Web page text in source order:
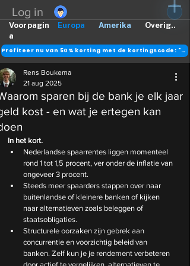
Log in
Europa Amerika Overig..
Voorpagin
a
Profiteer nu van 50% korting met de kortingscode: "DANK"
sparen bij de bank je elk jaar
kost - en wat je ertegen kan
Rens Boukema
21 aug 2025
In het kort.
Nederlandse spaarrentes liggen momenteel
rond 1 tot 1,5 procent, ver onder de inflatie van
ongeveer 3 procent.
Steeds meer spaarders stappen over naar
buitenlandse of kleinere banken of kijken
naar alternatieven zoals beleggen of
staatsobligaties.
Structurele oorzaken zijn gebrek aan
concurrentie en voorzichtig beleid van
banken. Zelf kun je je rendement verbeteren